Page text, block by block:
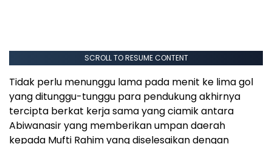
SCROLL TO RESUME CONTENT
Tidak perlu menunggu lama pada menit ke lima gol
yang ditunggu-tunggu para pendukung akhirnya
tercipta berkat kerja sama yang ciamik antara
Abiwanasir yang memberikan umpan daerah
kepada Mufti Rahim yang diselesaikan dengan